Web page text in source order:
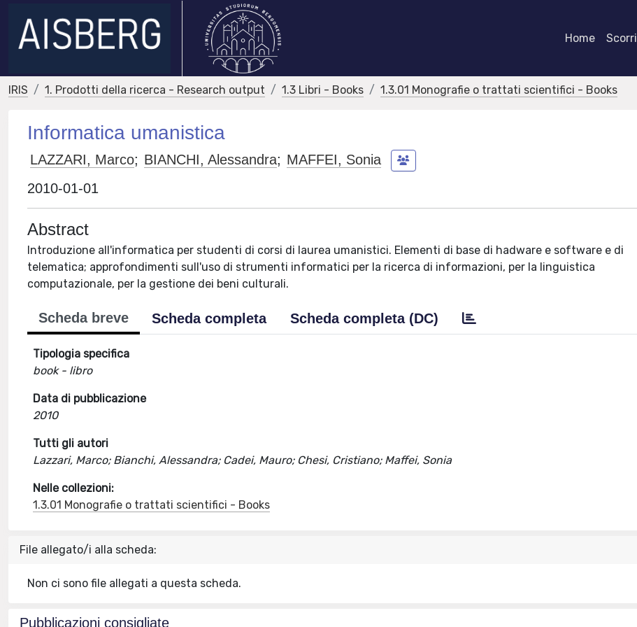
Home Scorri
IRIS 1. Prodotti della ricerca - Research output 1.3 Libri - Books 1.3.01 Monografie o trattati scientifici - Books
Informatica umanistica
LAZZARI, Marco; BIANCHI, Alessandra; MAFFEI, Sonia
2010-01-01
Abstract
Introduzione all'informatica per studenti di corsi di laurea umanistici. Elementi di base di hadware e software e di
telematica; approfondimenti sull'uso di strumenti informatici per la ricerca di informazioni, per la linguistica
computazionale, per la gestione dei beni culturali.
Scheda breve Scheda completa Scheda completa (DC)
Tipologia specifica
book - libro
Data di pubblicazione
2010
Tutti gli autori
Lazzari, Marco; Bianchi, Alessandra; Cadei, Mauro; Chesi, Cristiano; Maffei, Sonia
Nelle collezioni:
1.3.01 Monografie o trattati scientifici - Books
File allegato/i alla scheda:
Non ci sono file allegati a questa scheda.
Pubblicazioni consigliate